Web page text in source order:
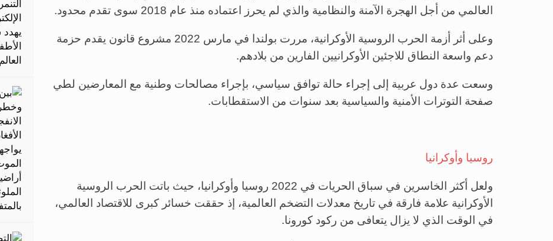
العالمي من أجل الهجرة الآمنة والنظامية والذي لم يحرز اعتماده منذ عام 2018 سوى تقدم محدود.
وعلى أثر أزمة الحرب الروسية الأوكرانية، مررت بولندا في مارس 2022 مشروع قانون يقدم حزمة
دعم واسعة النطاق للاجئين الأوكرانيين الفارين من بلادهم.
وسعت عدة دول عربية إلى إجراء حالة توافق سياسي، بإجراء مصالحات وطنية مع المعارضين لطي
صفحة التوترات الأمنية والسياسية بعد سنوات من الاستقطابات.
روسيا وأوكرانيا
ولعل أكثر الخاسرين في سباق الحريات في 2022 روسيا وأوكرانيا، حيث باتت الحرب الروسية
الأوكرانية علامة فارقة في تاريخ معدلات التضخم العالمية، إذ حققت خسائر كبرى للاقتصاد العالمي،
في الوقت الذي لا يزال يتعافى من ركود كورونا.